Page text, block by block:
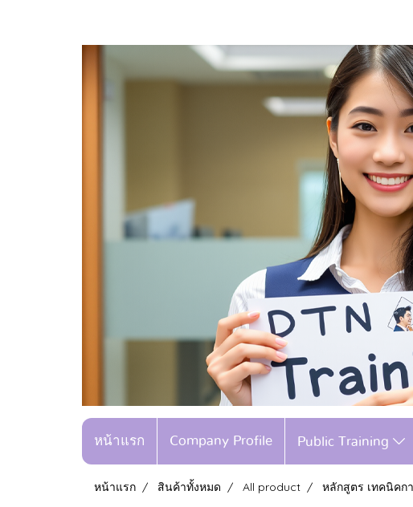
หน้าแรก Company Profile Public Training
หน้าแรก สินค้าทั้งหมด All product หลักสูตร เทคนิคก